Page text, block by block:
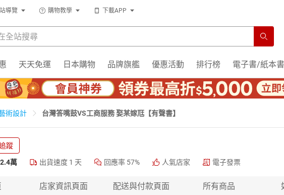
導覽 購物教學 下載APP
天天免運 日本購物 品牌旗艦 優惠活動 排行榜 電子書/紙本書
術設計 台灣答嘴鼓VS工商服務 娶某嫁尫【有聲書】
蹤
2.4萬 出貨速度 1 天 回應率 57% 人氣店家 電子發票
店家資訊頁面 配送與付款頁面 所有商品